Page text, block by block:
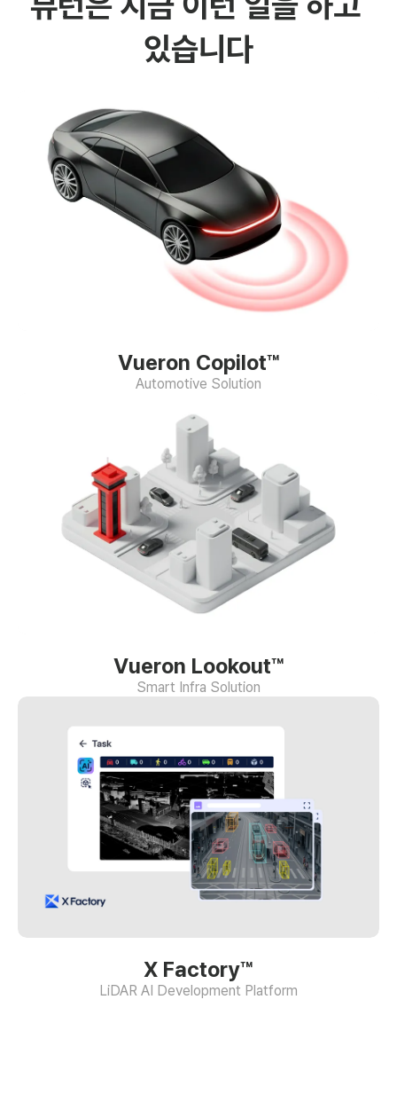
있습니다
Vueron Copilot™
Automotive Solution
Vueron Lookout™
Smart Infra Solution
X Factory™
LiDAR AI Development Platform